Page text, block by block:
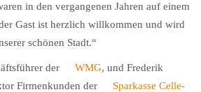
in den vergangenen Jahren auf einem
Gast ist herzlich willkommen und wird
schönen Stadt.“
der WMG, und Frederik
Firmenkunden der
Sparkasse Celle-